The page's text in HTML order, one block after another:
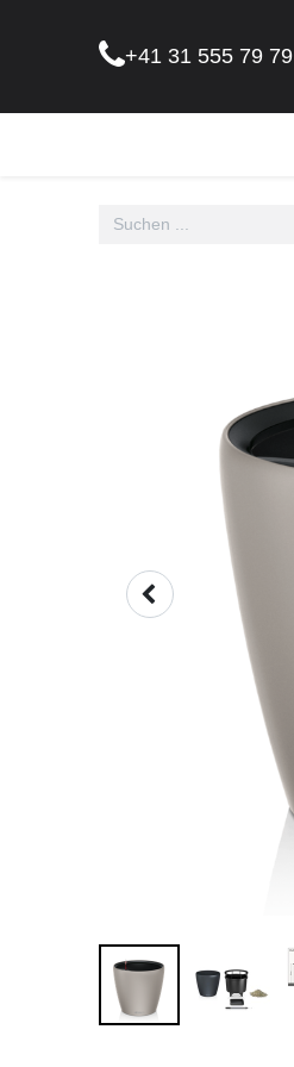
+41 31 555 79 79